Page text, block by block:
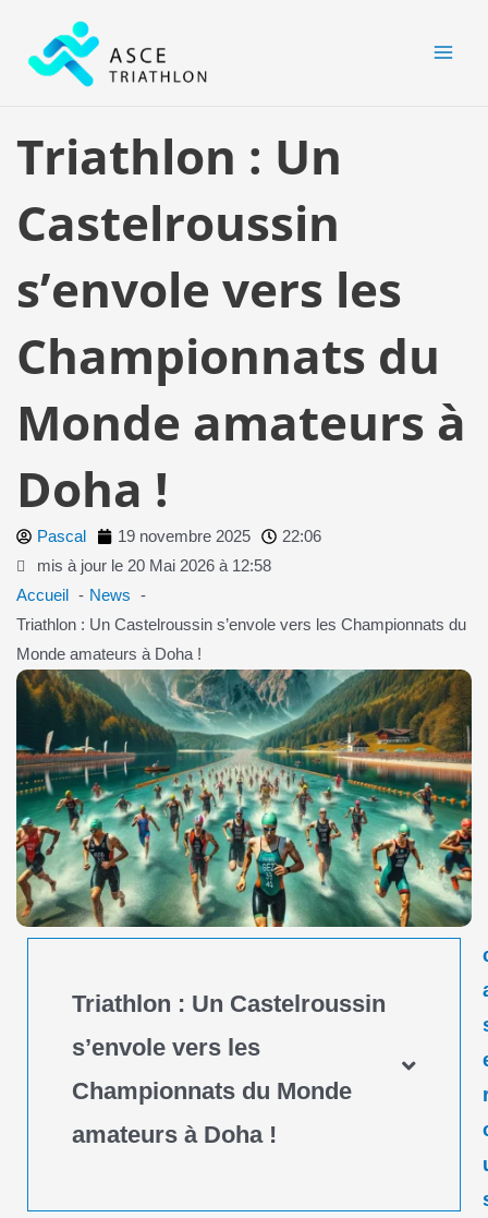
contenu
Triathlon : Un
Castelroussin
s’envole vers les
Championnats du
Monde amateurs à
Doha !
Pascal 19 novembre 2025
22:06
mis à jour le 20 Mai 2026 à 12:58
Accueil
News
Triathlon : Un Castelroussin s’envole vers les Championnats du
Monde amateurs à Doha !
Triathlon : Un Castelroussin
s’envole vers les
Championnats du Monde
amateurs à Doha !